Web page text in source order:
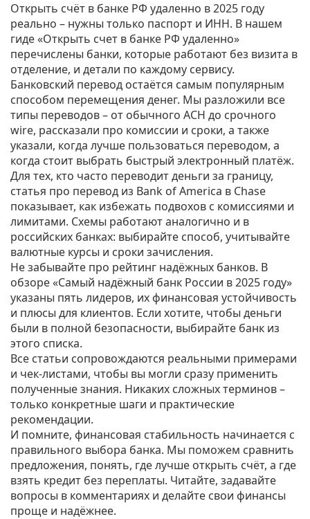
Открыть счёт в банке РФ удаленно в 2025 году
реально – нужны только паспорт и ИНН. В нашем
гиде «Открыть счет в банке РФ удаленно»
перечислены банки, которые работают без визита в
отделение, и детали по каждому сервису.
Банковский перевод остаётся самым популярным
способом перемещения денег. Мы разложили все
типы переводов – от обычного ACH до срочного
wire, рассказали про комиссии и сроки, а также
указали, когда лучше пользоваться переводом, а
когда стоит выбрать быстрый электронный платёж.
Для тех, кто часто переводит деньги за границу,
статья про перевод из Bank of America в Chase
показывает, как избежать подвохов с комиссиями и
лимитами. Схемы работают аналогично и в
российских банках: выбирайте способ, учитывайте
валютные курсы и сроки зачисления.
Не забывайте про рейтинг надёжных банков. В
обзоре «Самый надёжный банк России в 2025 году»
указаны пять лидеров, их финансовая устойчивость
и плюсы для клиентов. Если хотите, чтобы деньги
были в полной безопасности, выбирайте банк из
этого списка.
Все статьи сопровождаются реальными примерами
и чек‑листами, чтобы вы могли сразу применить
полученные знания. Никаких сложных терминов –
только конкретные шаги и практические
рекомендации.
И помните, финансовая стабильность начинается с
правильного выбора банка. Мы поможем сравнить
предложения, понять, где лучше открыть счёт, а где
взять кредит без переплаты. Читайте, задавайте
вопросы в комментариях и делайте свои финансы
проще и надёжнее.